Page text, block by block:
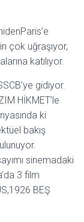
çok uğraşıyor,
katılıyor.
gidiyor.
HİKMET’le
ki
bakış
sinemadaki
3 film
BEŞ